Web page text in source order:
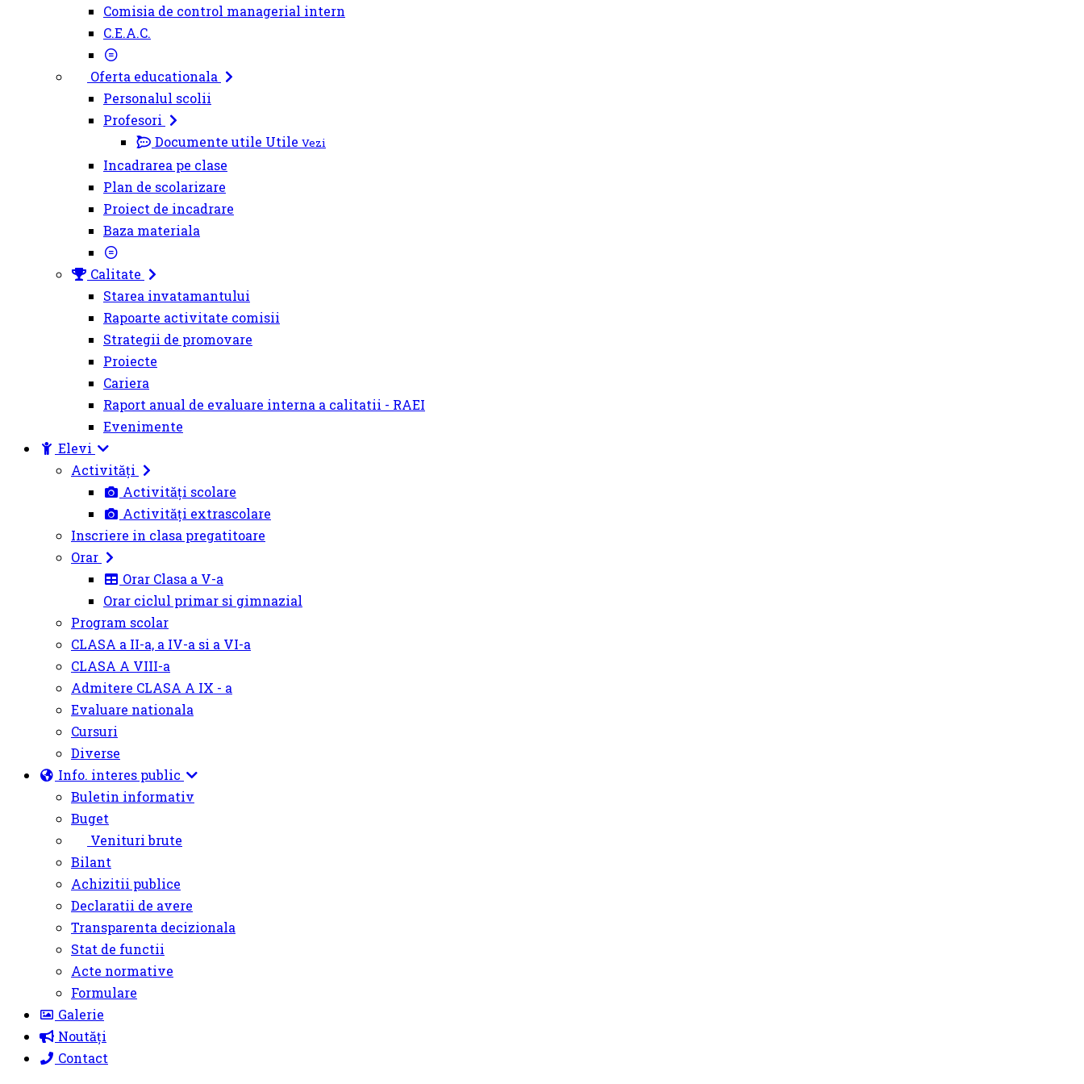
Comisia de control managerial intern
C.E.A.C.
Oferta educationala
Personalul scolii
Profesori
Documente utile Utile Vezi
Incadrarea pe clase
Plan de scolarizare
Proiect de incadrare
Baza materiala
Calitate
Starea invatamantului
Rapoarte activitate comisii
Strategii de promovare
Proiecte
Cariera
Raport anual de evaluare interna a calitatii - RAEI
Evenimente
Elevi
Activități
Activități scolare
Activități extrascolare
Inscriere in clasa pregatitoare
Orar
Orar Clasa a V-a
Orar ciclul primar si gimnazial
Program scolar
CLASA a II-a, a IV-a si a VI-a
CLASA A VIII-a
Admitere CLASA A IX - a
Evaluare nationala
Cursuri
Diverse
Info. interes public
Buletin informativ
Buget
Venituri brute
Bilant
Achizitii publice
Declaratii de avere
Transparenta decizionala
Stat de functii
Acte normative
Formulare
Galerie
Noutăți
Contact